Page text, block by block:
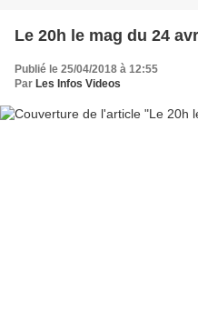
Le 20h le mag du 24
Publié le 25/04/2018 à 12:55
Par Les Infos Videos